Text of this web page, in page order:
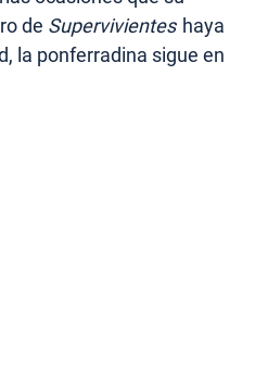
de Supervivientes haya
la ponferradina sigue en